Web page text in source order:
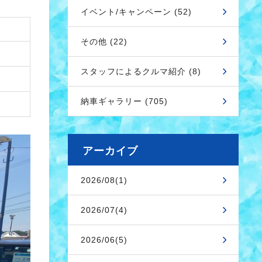
イベント/キャンペーン (52)
その他 (22)
スタッフによるクルマ紹介 (8)
納車ギャラリー (705)
アーカイブ
2026/08(1)
2026/07(4)
2026/06(5)